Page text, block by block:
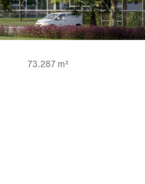
73.287 m²